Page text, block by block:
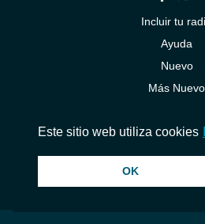
Incluir tu
Ayuda
Nuevo
Más Nuevo
© 2026 InstantAudio. Reservados todos los
Este sitio web utiliza cookies
OK